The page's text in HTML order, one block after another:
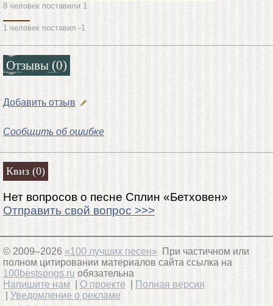
8 человек поставили 1
1 человек поставил -1
Отзывы (0)
Добавить отзыв
Сообщить об ошибке
Квиз (0)
Нет вопросов о песне Сплин «Бетховен»
Отправить свой вопрос >>>
© 2009–2026 «100 лучших песен» При частичном или
полном цитировании материалов сайта ссылка на
100bestsongs.ru обязательна
Напишите нам
О проекте
Полная версия
Уведомление о рекламе